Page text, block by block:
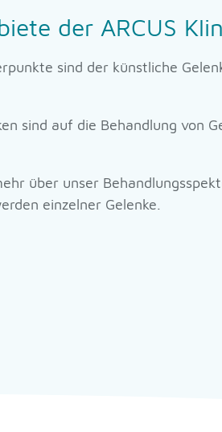
der ARCUS
sind der künstliche
sind auf die Behandlung von
über unser
einzelner Gelenke.